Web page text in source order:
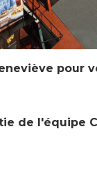
pour
de l'équipe